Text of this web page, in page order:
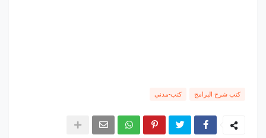
كتب شرح البرامج كتب-مدني